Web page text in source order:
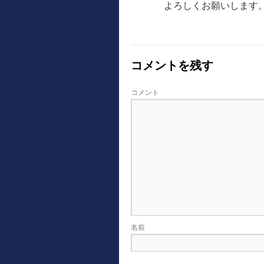
よろしくお願いします
コメントを残す
コメント
名前